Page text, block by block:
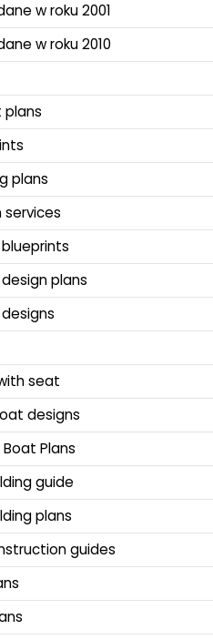
w roku 2001
w roku 2010
plans
plans
seat
designs
Plans
guide
plans
guides